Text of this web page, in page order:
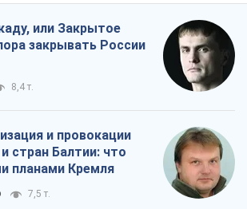
или Закрытое
закрывать России
8,4 т.
и провокации
стран Балтии: что
планами Кремля
7,5 т.